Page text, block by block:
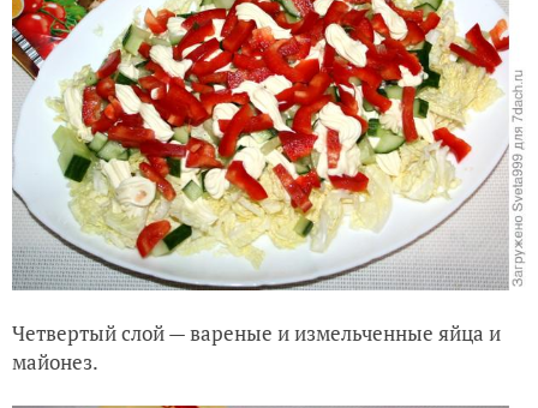
Четвертый слой — вареные и измельченные яйца и
майонез.